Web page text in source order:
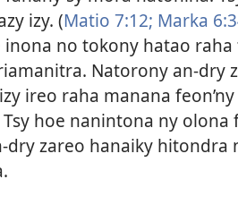
izy. (Matio 7:12; Marka
inona no tokony hatao
Natorony an-dry
ireo raha manana
Tsy hoe nanintona ny olona
dry zareo hanaiky hitondra